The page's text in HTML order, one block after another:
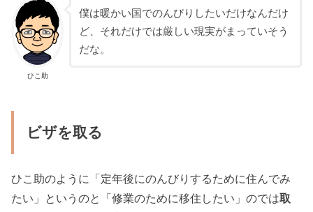
ひこ助
僕は暖かい国でのんびりしたいだけなんだけ
ど、それだけでは厳しい現実がまっていそう
だな。
ビザを取る
ひこ助のように「定年後にのんびりするために住んでみ
たい」というのと「修業のために移住したい」のでは取